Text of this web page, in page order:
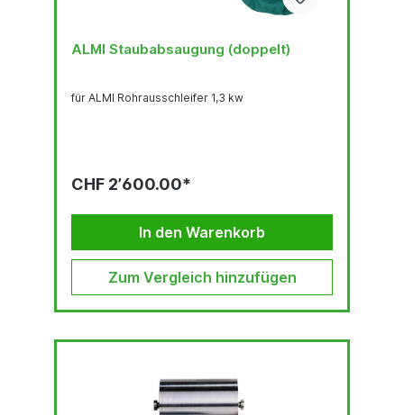
ALMI Staubabsaugung (doppelt)
für ALMI Rohrausschleifer 1,3 kw
CHF 2’600.00*
In den Warenkorb
Zum Vergleich hinzufügen